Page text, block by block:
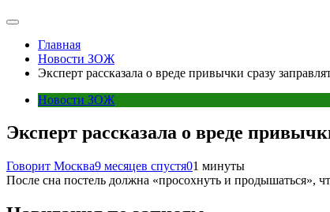
Главная
Новости ЗОЖ
Эксперт рассказала о вреде привычки сразу
Новости ЗОЖ
Эксперт рассказала о вреде
Говорит Москва9 месяцев спустя01 минуты
После сна постель должна «просохнуть и продышаться»,